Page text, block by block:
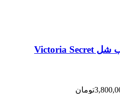
ادکلن ویکتوریا سکرت بامب شل Victoria Secret
قیمت اصلی 3,800,000تومان